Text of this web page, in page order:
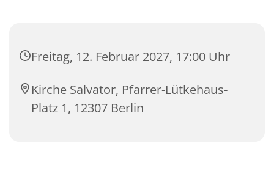
Freitag, 12. Februar 2027, 17:00 Uhr
Kirche Salvator, Pfarrer-Lütkehaus-
Platz 1, 12307 Berlin